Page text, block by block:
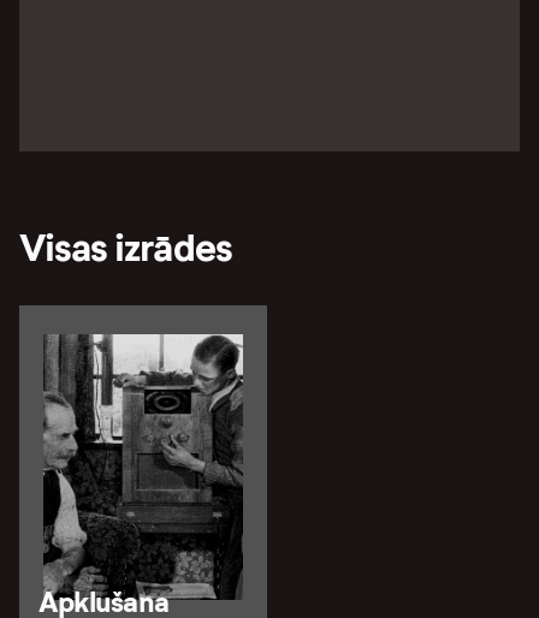
Visas izrādes
Apklušana